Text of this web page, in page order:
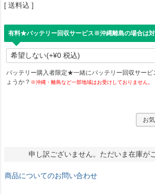
送料込
有料★バッテリー回収サービス※沖縄離島の場合は
バッテリー購入者限定★一緒にバッテリー回収サービ
ょうか？ ※沖縄・離島など一部地域はお受けしておりません。
お
申し訳ございません。ただいま在庫が
商品についてのお問い合わせ